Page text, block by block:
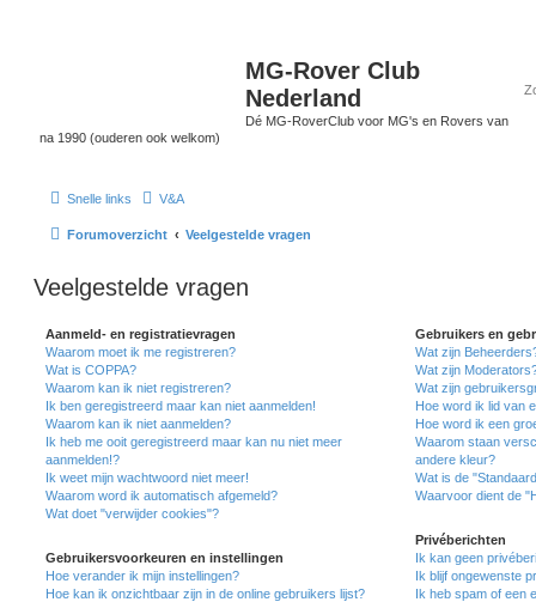
MG-Rover Club
Nederland
Dé MG-RoverClub voor MG's en Rovers van
na 1990 (ouderen ook welkom)
Snelle links V&A
Forumoverzicht Veelgestelde vragen
Veelgestelde vragen
Aanmeld- en registratievragen
Waarom moet ik me registreren?
Wat is COPPA?
Waarom kan ik niet registreren?
Ik ben geregistreerd maar kan niet aanmelden!
Waarom kan ik niet aanmelden?
Ik heb me ooit geregistreerd maar kan nu niet meer
aanmelden!?
Ik weet mijn wachtwoord niet meer!
Waarom word ik automatisch afgemeld?
Wat doet "verwijder cookies"?
Gebruikersvoorkeuren en instellingen
Hoe verander ik mijn instellingen?
Hoe kan ik onzichtbaar zijn in de online gebruikers lijst?
Gebruikers en
Wat zijn
Wat zijn
Wat zijn
Hoe word ik lid van
Hoe word ik een
Waarom staan
andere kleur?
Wat is de
Waarvoor dient de
Privéberichten
Ik kan geen
Ik blijf ongewenste
Ik heb spam of een